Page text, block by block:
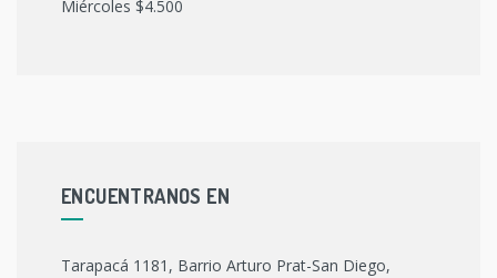
Miércoles $4.500
ENCUENTRANOS EN
Tarapacá 1181, Barrio Arturo Prat-San Diego,